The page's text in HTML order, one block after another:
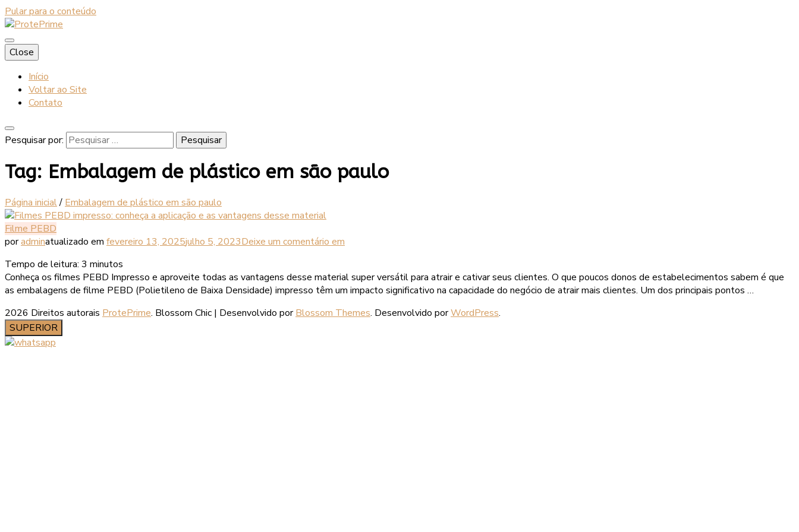
Pular para o conteúdo
ProtePrime
Blog
Close
Início
Voltar ao Site
Contato
Pesquisar por:
Tag: Embalagem de plástico em são paulo
Página inicial/ Embalagem de plástico em são paulo
Filme PEBD
poradminatualizado em fevereiro 13, 2025julho 5, 2023Deixe um comentário em
Tempo de leitura: 3 minutos
Conheça os filmes PEBD Impresso e aproveite todas as vantagens desse material super versátil para atrair e cativar seus clientes. O que poucos donos de estabelecimentos sabem é que
as embalagens de filme PEBD (Polietileno de Baixa Densidade) impresso têm um impacto significativo na capacidade do negócio de atrair mais clientes. Um dos principais pontos …
2026 Direitos autorais ProtePrime. Blossom Chic | Desenvolvido porBlossom Themes. Desenvolvido porWordPress.
SUPERIOR